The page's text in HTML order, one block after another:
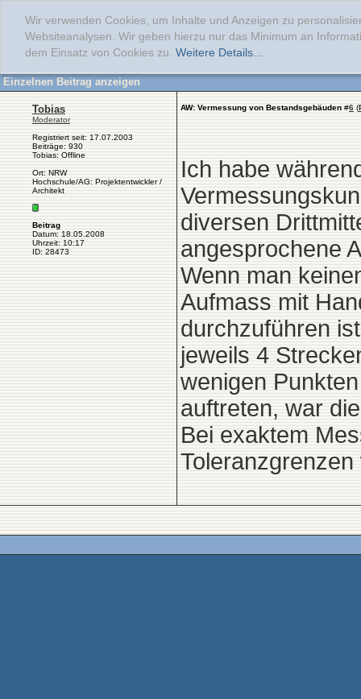
Wir verwenden Cookies, um Inhalte und Anzeigen zu
Websiteanalysen. Wir geben hierzu nur das Minimum an
dem Einsatz von Cookies zu. Weitere Details...
Einzelnen Beitrag anzeigen
Tobias
Moderator
Registriert seit: 17.07.2003
Beiträge: 930
Tobias: Offline
Ort: NRW
Hochschule/AG: Projektentwickler /
Architekt
Beitrag
Datum: 18.05.2008
Uhrzeit: 10:17
ID: 28473
AW: Vermessung von Bestandsgebäuden #6 (
Ich habe
diversen
angesprochene
Wenn man
Aufmass mit
durchzuführen
jeweils 4
wenigen
auftreten, war
Bei exaktem